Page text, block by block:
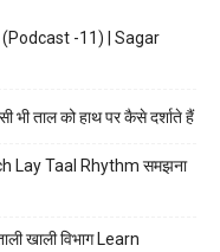
-11) | Sagar
ताल को हाथ पर कैसे दर्शाते हैं
Lay Taal Rhythm समझना
खाली विभाग Learn